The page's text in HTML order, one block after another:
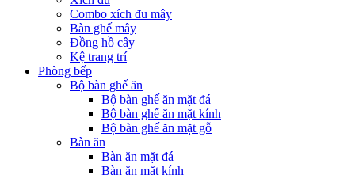
Combo xích đu mây
Bàn ghế mây
Đồng hồ cây
Kệ trang trí
Phòng bếp
Bộ bàn ghế ăn
Bộ bàn ghế ăn mặt đá
Bộ bàn ghế ăn mặt kính
Bộ bàn ghế ăn mặt gỗ
Bàn ăn
Bàn ăn mặt đá
Bàn ăn mặt kính